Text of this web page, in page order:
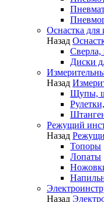
Оснастка для
Назад
Сверла,
Диски
Назад
Щупы,
Режущий
Назад
Топоры
Лопаты
Назад